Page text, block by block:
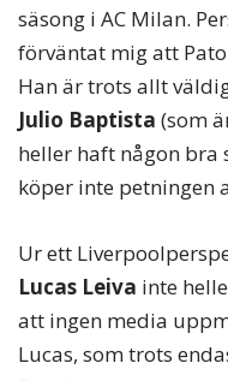
säsong i AC Milan.
förväntat mig att
Han är trots allt
Julio Baptista (som
heller haft någon bra
köper inte petningen
Ur ett
Lucas Leiva inte
att ingen media
Lucas, som trots